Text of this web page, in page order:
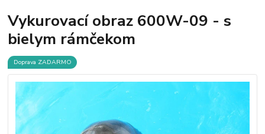
Vykurovací obraz 600W-09 - s
bielym rámčekom
Doprava ZADARMO